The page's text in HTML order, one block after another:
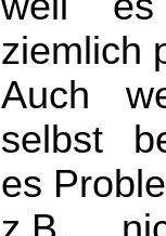
ziemlich
Auch
selbst
es